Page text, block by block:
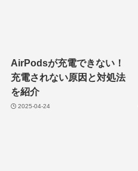
AirPodsが充電できない！
充電されない原因と対処法
を紹介
2025-04-24